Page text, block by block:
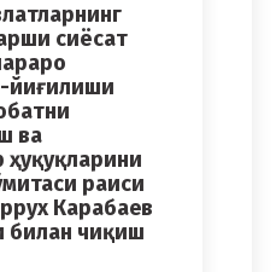
сиёсат
йиғилиши
ва
раиси
Карабаев
билан чиқиш